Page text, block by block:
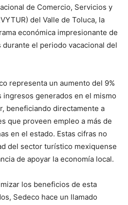
de Comercio, Servicios y
del Valle de Toluca, la
económica impresionante de
el periodo vacacional del
representa un aumento del 9%
ingresos generados en el mismo
beneficiando directamente a
que proveen empleo a más de
en el estado. Estas cifras no
del sector turístico mexiquense
de apoyar la economía local.
los beneficios de esta
Sedeco hace un llamado